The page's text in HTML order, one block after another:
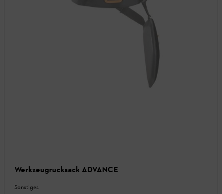
Werkzeugrucksack ADVANCE
Sonstiges